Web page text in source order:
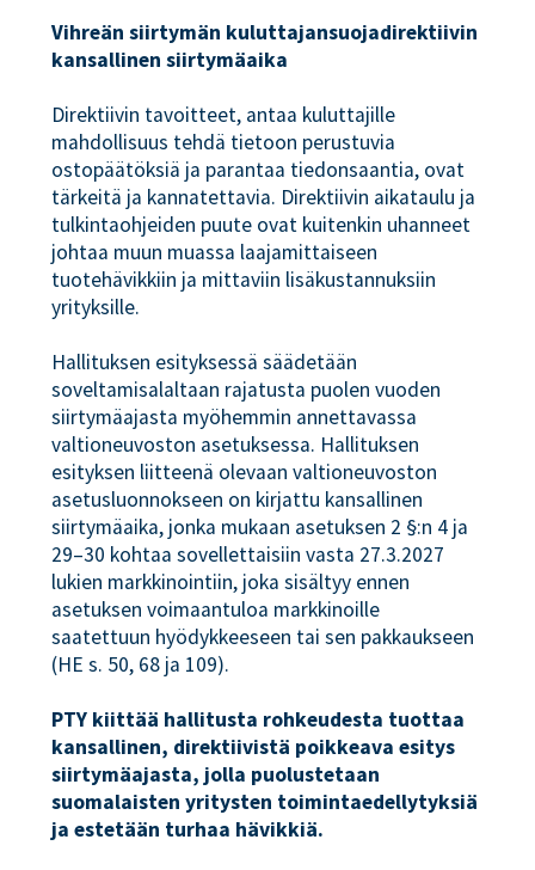
Vihreän siirtymän kuluttajansuojadirektiivin
kansallinen siirtymäaika
Direktiivin tavoitteet, antaa kuluttajille
mahdollisuus tehdä tietoon perustuvia
ostopäätöksiä ja parantaa tiedonsaantia, ovat
tärkeitä ja kannatettavia. Direktiivin aikataulu ja
tulkintaohjeiden puute ovat kuitenkin uhanneet
johtaa muun muassa laajamittaiseen
tuotehävikkiin ja mittaviin lisäkustannuksiin
yrityksille.
Hallituksen esityksessä säädetään
soveltamisalaltaan rajatusta puolen vuoden
siirtymäajasta myöhemmin annettavassa
valtioneuvoston asetuksessa. Hallituksen
esityksen liitteenä olevaan valtioneuvoston
asetusluonnokseen on kirjattu kansallinen
siirtymäaika, jonka mukaan asetuksen 2 §:n 4 ja
29–30 kohtaa sovellettaisiin vasta 27.3.2027
lukien markkinointiin, joka sisältyy ennen
asetuksen voimaantuloa markkinoille
saatettuun hyödykkeeseen tai sen pakkaukseen
(HE s. 50, 68 ja 109).
PTY kiittää hallitusta rohkeudesta tuottaa
kansallinen, direktiivistä poikkeava esitys
siirtymäajasta, jolla puolustetaan
suomalaisten yritysten toimintaedellytyksiä
ja estetään turhaa hävikkiä.